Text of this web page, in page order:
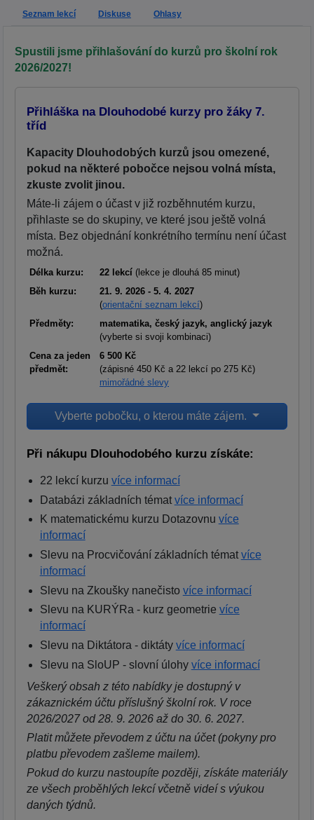
Seznam lekcí Diskuse Ohlasy
Spustili jsme přihlašování do kurzů pro školní rok
2026/2027!
Přihláška na Dlouhodobé kurzy pro žáky 7.
tříd
Kapacity Dlouhodobých kurzů jsou omezené,
pokud na některé pobočce nejsou volná místa,
zkuste zvolit jinou.
Máte-li zájem o účast v již rozběhnutém kurzu,
přihlaste se do skupiny, ve které jsou ještě volná
místa. Bez objednání konkrétního termínu není účast
možná.
Délka kurzu: 22 lekcí (lekce je dlouhá 85 minut)
Běh kurzu:
21. 9. 2026 - 5. 4. 2027
(orientační seznam lekcí)
Předměty:
matematika, český jazyk, anglický jazyk
(vyberte si svoji kombinaci)
Cena za jeden
předmět:
6 500 Kč
(zápisné 450 Kč a 22 lekcí po 275 Kč)
mimořádné slevy
Vyberte pobočku, o kterou máte zájem.
Při nákupu Dlouhodobého kurzu získáte:
22 lekcí kurzu více informací
Databázi základních témat více informací
K matematickému kurzu Dotazovnu více
informací
Slevu na Procvičování základních témat více
informací
Slevu na Zkoušky nanečisto více informací
Slevu na KURÝRa - kurz geometrie více
informací
Slevu na Diktátora - diktáty více informací
Slevu na SloUP - slovní úlohy více informací
Veškerý obsah z této nabídky je dostupný v
zákaznickém účtu příslušný školní rok. V roce
2026/2027 od 28. 9. 2026 až do 30. 6. 2027.
Platit můžete převodem z účtu na účet (pokyny pro
platbu převodem zašleme mailem).
Pokud do kurzu nastoupíte později, získáte materiály
ze všech proběhlých lekcí včetně videí s výukou
daných týdnů.